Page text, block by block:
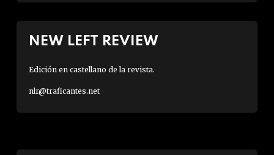
NEW LEFT REVIEW
Edición en castellano de la revista.
nlr@traficantes.net